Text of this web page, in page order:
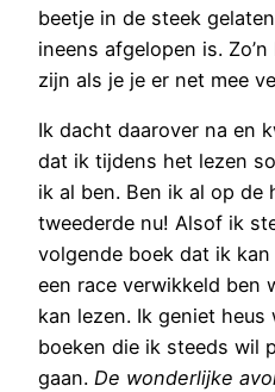
beetje in de steek
ineens afgelopen is.
zijn als je je er net mee
Ik dacht daarover na en
dat ik tijdens het lezen
ik al ben. Ben ik al op de
tweederde nu! Alsof ik
volgende boek dat ik
een race verwikkeld ben
kan lezen. Ik geniet heus
boeken die ik steeds wil
gaan. De wonderlijke